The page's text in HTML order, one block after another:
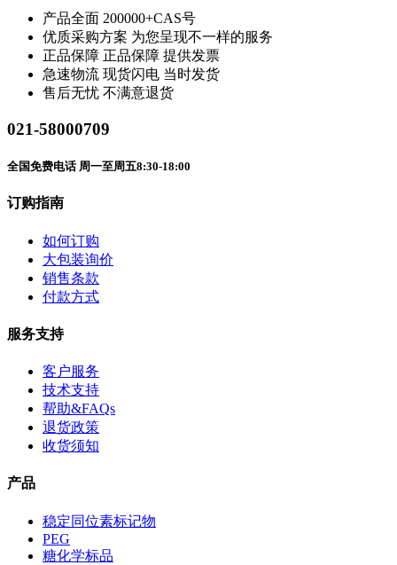
产品全面 200000+CAS号
优质采购方案 为您呈现不一样的服务
正品保障 正品保障 提供发票
急速物流 现货闪电 当时发货
售后无忧 不满意退货
021-58000709
全国免费电话 周一至周五8:30-18:00
订购指南
如何订购
大包装询价
销售条款
付款方式
服务支持
客户服务
技术支持
帮助&FAQs
退货政策
收货须知
产品
稳定同位素标记物
PEG
糖化学标品